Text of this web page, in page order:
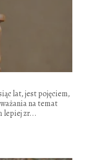
lat, jest pojęciem,
na temat
lepiej zr...